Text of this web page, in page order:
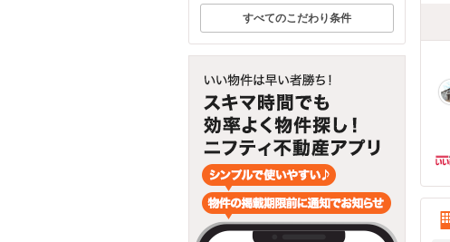
すべてのこだわり条件